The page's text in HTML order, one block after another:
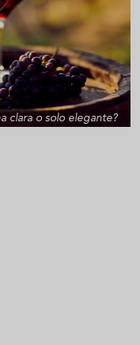
clara o solo elegante?